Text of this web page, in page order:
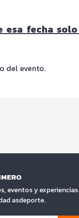
esa fecha
del evento.
eventos y
asdeporte.